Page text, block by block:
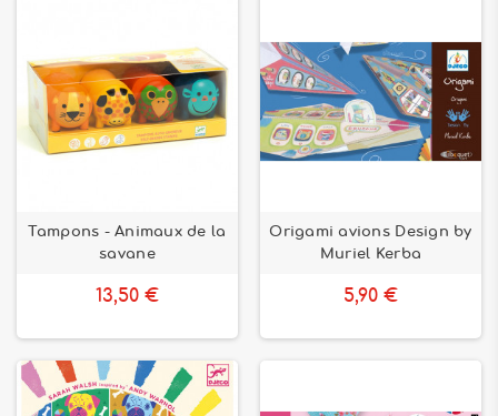
Tampons - Animaux de la
savane
13,50 €
Origami avions Design by
Muriel Kerba
5,90 €